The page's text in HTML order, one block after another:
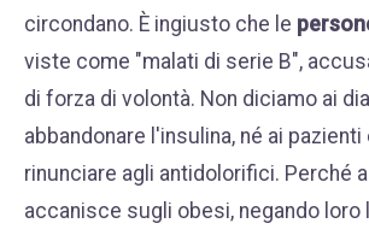
circondano. È ingiusto che le
viste come "malati di serie B",
di forza di volontà. Non diciamo ai
abbandonare l'insulina, né ai
rinunciare agli antidolorifici. Perché
accanisce sugli obesi, negando loro